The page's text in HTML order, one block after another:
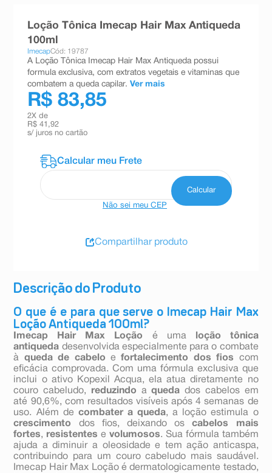
Descrição do Produto
O que é e para que serve o Imecap Hair Max
Loção Antiqueda 100ml?
Imecap Hair Max Loção é uma
loção tônica
antiqueda desenvolvida especialmente para o combate
à queda de cabelo efortalecimento dos fios com
eficácia comprovada. Com uma fórmula exclusiva que
inclui o ativo Kopexil Acqua, ela atua diretamente no
couro cabeludo, reduzindo aqueda dos cabelos em
até 90,6%, com resultados visíveis após 4 semanas de
uso. Além de combater a queda, a loção estimula o
crescimento dos fios, deixando oscabelos mais
fortes, resistentes evolumosos. Sua fórmula também
ajuda a diminuir a oleosidade e tem ação anticaspa,
contribuindo para um couro cabeludo mais saudável.
Imecap Hair Max Loção é dermatologicamente testado,
Loção Tônica Imecap Hair Max Antiqueda
100ml
ImecapCód: 19787
A Loção Tônica Imecap Hair Max Antiqueda possui
formula exclusiva, com extratos vegetais e vitaminas que
combatem a queda capilar. Ver mais
R$ 83,85
2X de
R$ 41,92
s/ juros no cartão
Não sei meu CEP
Compartilhar produto
absorvente
ºshampoo